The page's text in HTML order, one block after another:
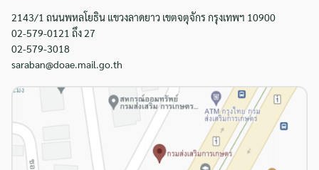
2143/1 ถนนพหลโยธิน แขวงลาดยาว เขตจตุจักร กรุงเทพฯ 10900
02-579-0121 ถึง 27
02-579-3018
saraban@doae.mail.go.th